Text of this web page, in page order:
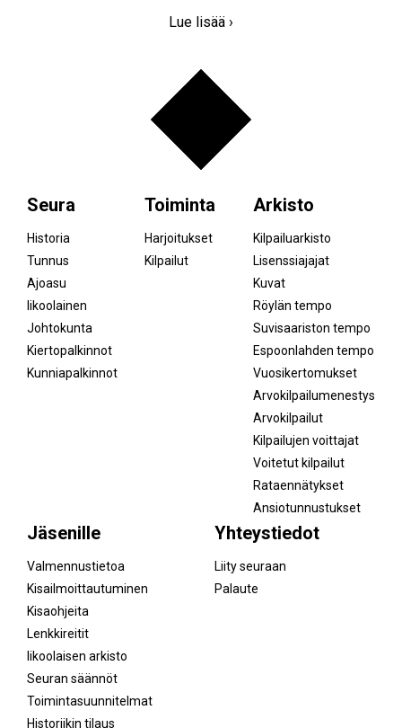
Lue lisää ›
Seura
Historia
Tunnus
Ajoasu
Iikoolainen
Johtokunta
Kiertopalkinnot
Kunniapalkinnot
Toiminta
Harjoitukset
Kilpailut
Arkisto
Kilpailuarkisto
Lisenssiajajat
Kuvat
Röylän tempo
Suvisaariston tempo
Espoonlahden tempo
Vuosikertomukset
Arvokilpailumenestys
Arvokilpailut
Kilpailujen voittajat
Voitetut kilpailut
Rataennätykset
Ansiotunnustukset
Jäsenille
Valmennustietoa
Kisailmoittautuminen
Kisaohjeita
Lenkkireitit
Iikoolaisen arkisto
Seuran säännöt
Toimintasuunnitelmat
Historiikin tilaus
Yhteystiedot
Liity seuraan
Palaute